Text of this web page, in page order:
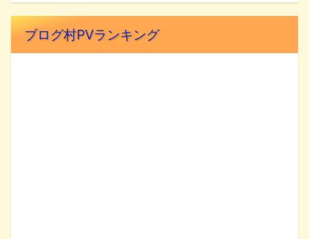
ブログ村PVランキング